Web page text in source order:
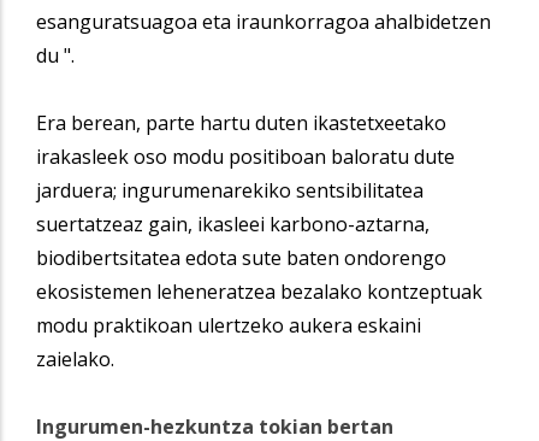
esanguratsuagoa eta iraunkorragoa ahalbidetzen
du ".
Era berean, parte hartu duten ikastetxeetako
irakasleek oso modu positiboan baloratu dute
jarduera; ingurumenarekiko sentsibilitatea
suertatzeaz gain, ikasleei karbono-aztarna,
biodibertsitatea edota sute baten ondorengo
ekosistemen leheneratzea bezalako kontzeptuak
modu praktikoan ulertzeko aukera eskaini
zaielako.
Ingurumen-hezkuntza tokian bertan